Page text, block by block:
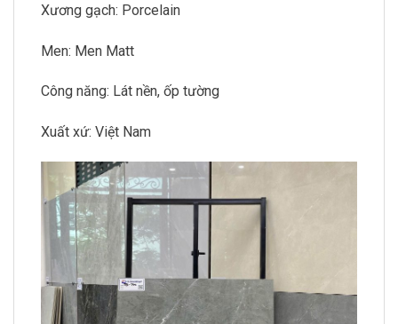
Xương gạch: Porcelain
Men: Men Matt
Công năng: Lát nền, ốp tường
Xuất xứ: Việt Nam